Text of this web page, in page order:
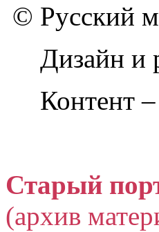
© Русский
Дизайн и
Контент –
Старый
(архив